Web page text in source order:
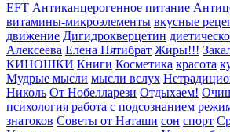
EFT Антиканцерогенное питание
витамины-микроэлементы вкусные
движение Дигидрокверцетин
Алексеева Елена Пятибрат Жиры!!!
КИНОШКИ Книги Косметика красота
Мудрые мысли мысли вслух
Николь От Нобелларези Отдыхаем!
психология работа с подсознанием
знатоков Советы от Наташи сон спорт